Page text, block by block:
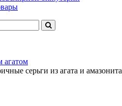
агатом
серьги из агата и амазонита